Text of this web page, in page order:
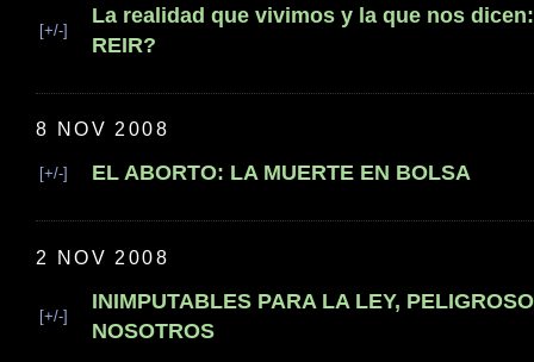
[+/-]
La realidad que vivimos y la que nos
REIR?
8 NOV 2008
[+/-] EL ABORTO: LA MUERTE EN BOLSA
2 NOV 2008
[+/-]
INIMPUTABLES PARA LA LEY,
NOSOTROS